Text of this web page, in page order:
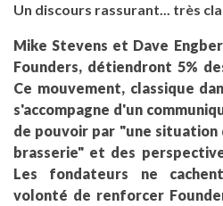
Un discours rassurant... très
Mike Stevens et Dave
Founders, détiendront 5%
Ce mouvement, classique
s'accompagne d'un
de pouvoir par "une situation
brasserie" et des
Les fondateurs ne
volonté de renforcer